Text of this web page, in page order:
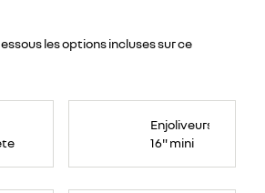
les options incluses sur ce
Enjoliveurs
16" mini